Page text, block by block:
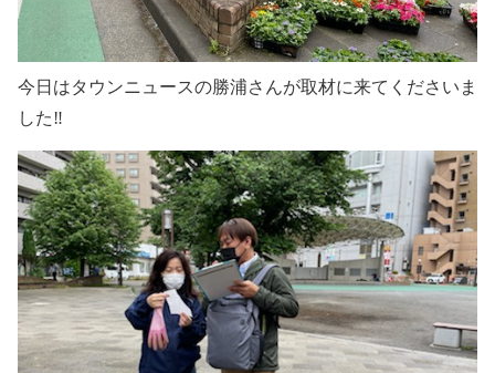
今日はタウンニュースの勝浦さんが取材に来てくださいま
した‼